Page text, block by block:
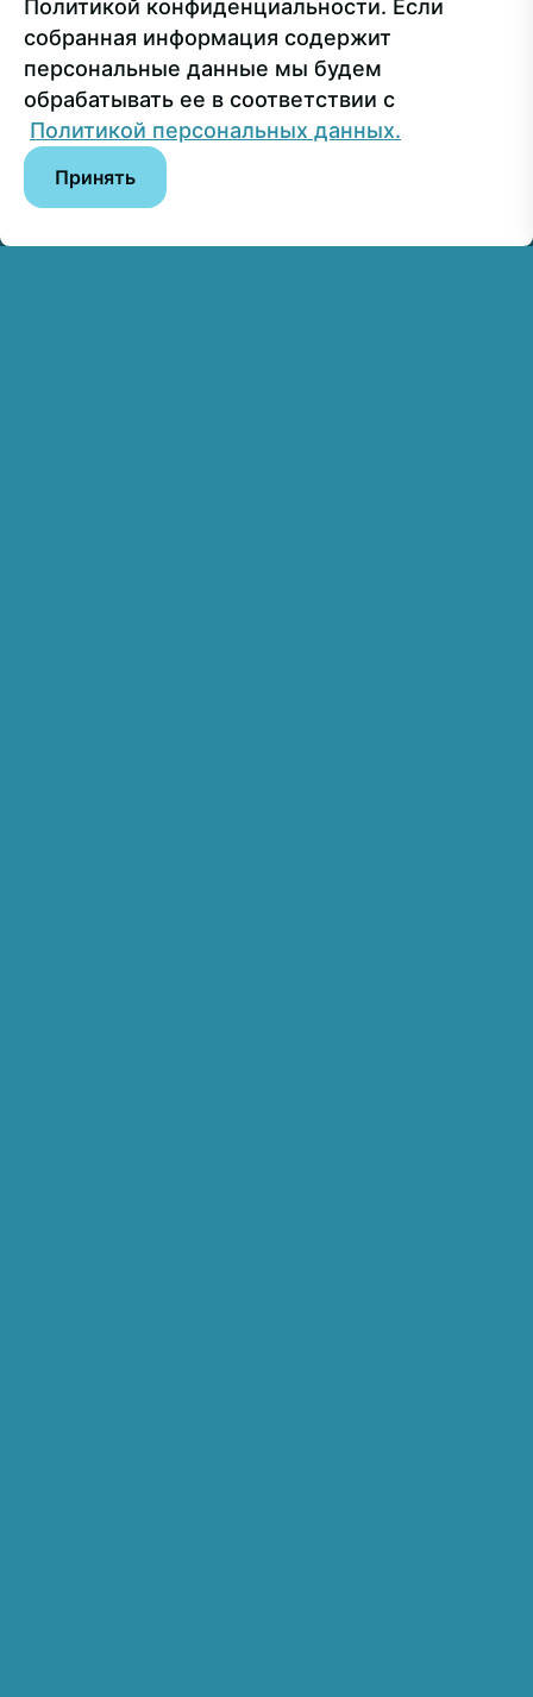
Политикой конфиденциальности. Если
собранная информация содержит
персональные данные мы будем
обрабатывать ее в соответствии с
Политикой персональных данных.
Принять
© РГУ СоцТех
Сведения об образовательной организации